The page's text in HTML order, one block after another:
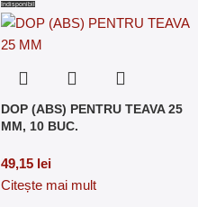
Indisponibil
DOP (ABS) PENTRU TEAVA 25
MM, 10 BUC.
49,15 lei
Citește mai mult